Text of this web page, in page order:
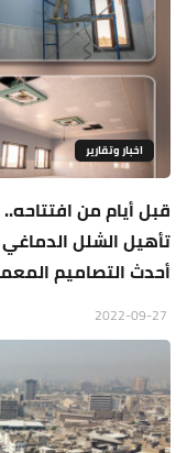
اخبار وتقارير
قبل أيام من
تأهيل الشلل
أحدث التصاميم